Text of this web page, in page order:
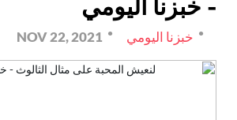
- خبزنا اليومي
خبزنا اليومي NOV 22, 2021